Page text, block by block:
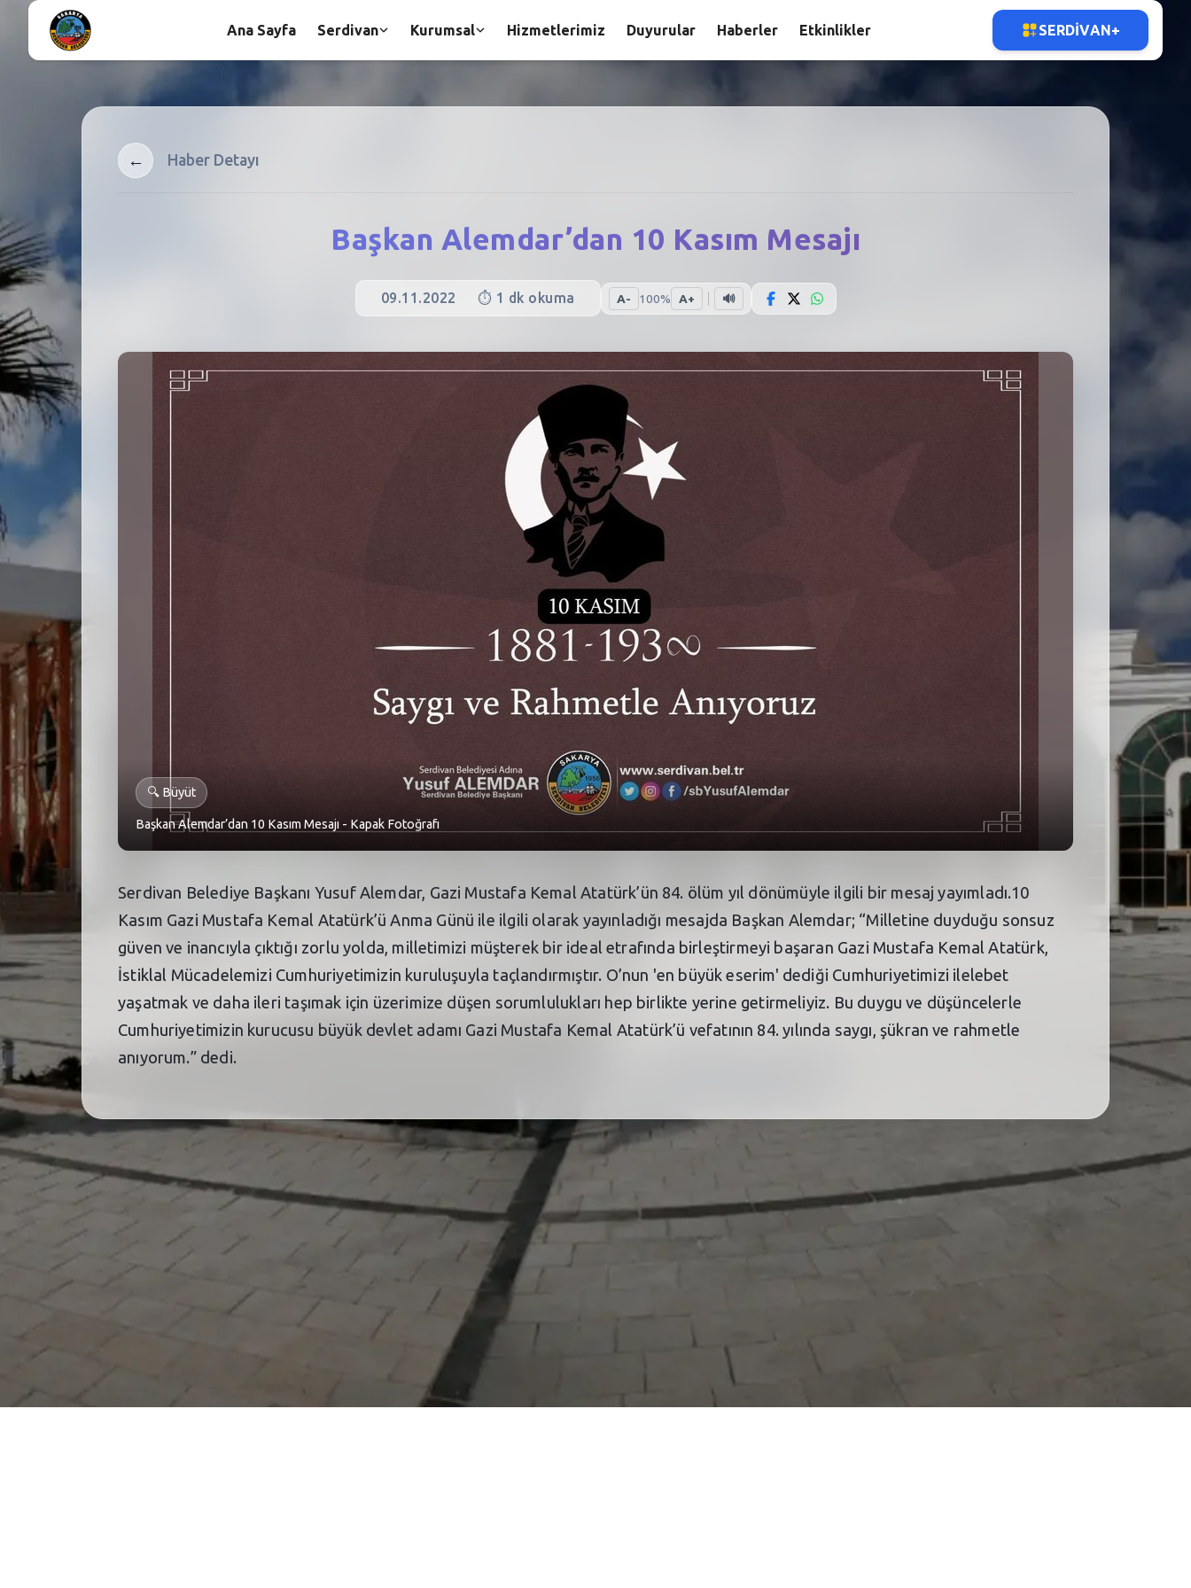
← Haber Detayı
Başkan Alemdar’dan 10 Kasım Mesajı
09.11.2022 ⏱️ 1 dk okuma A- 100% A+ 🔊
🔍 Büyüt
Başkan Alemdar’dan 10 Kasım Mesajı - Kapak Fotoğrafı
Serdivan Belediye Başkanı Yusuf Alemdar, Gazi Mustafa Kemal Atatürk’ün 84. ölüm yıl dönümüyle ilgili bir mesaj yayımladı.10
Kasım Gazi Mustafa Kemal Atatürk’ü Anma Günü ile ilgili olarak yayınladığı mesajda Başkan Alemdar; “Milletine duyduğu sonsuz
güven ve inancıyla çıktığı zorlu yolda, milletimizi müşterek bir ideal etrafında birleştirmeyi başaran Gazi Mustafa Kemal Atatürk,
İstiklal Mücadelemizi Cumhuriyetimizin kuruluşuyla taçlandırmıştır. O’nun 'en büyük eserim' dediği Cumhuriyetimizi ilelebet
yaşatmak ve daha ileri taşımak için üzerimize düşen sorumlulukları hep birlikte yerine getirmeliyiz. Bu duygu ve düşüncelerle
Cumhuriyetimizin kurucusu büyük devlet adamı Gazi Mustafa Kemal Atatürk’ü vefatının 84. yılında saygı, şükran ve rahmetle
anıyorum.” dedi.
Ana Sayfa Serdivan Kurumsal Hizmetlerimiz Duyurular Haberler Etkinlikler SERDIVAN+